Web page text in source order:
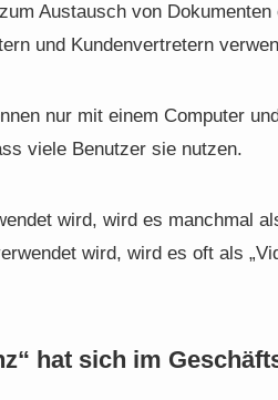
Austausch von
und Kundenvertretern
nur mit einem Computer
viele Benutzer sie nutzen.
wird, wird es manchmal
wird, wird es oft als
hat sich im